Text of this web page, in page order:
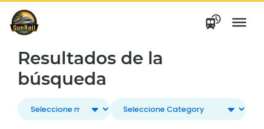
saltar
contenido
Resultados de la
búsqueda